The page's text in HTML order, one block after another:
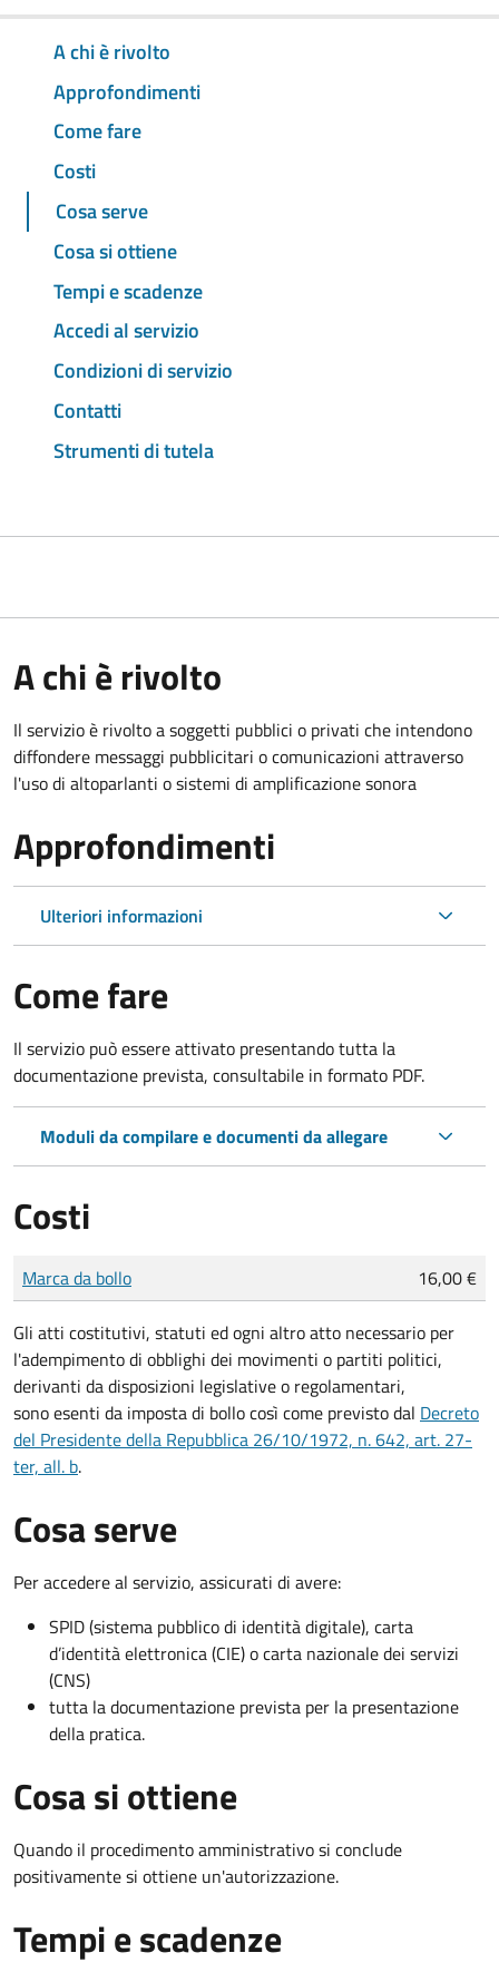
A chi è rivolto
Approfondimenti
Come fare
Costi
Cosa serve
Cosa si ottiene
Tempi e scadenze
Accedi al servizio
Condizioni di servizio
Contatti
Strumenti di tutela
A chi è rivolto
Il servizio è rivolto a soggetti pubblici o privati che intendono
diffondere messaggi pubblicitari o comunicazioni attraverso
l'uso di altoparlanti o sistemi di amplificazione sonora
Approfondimenti
Ulteriori informazioni
Come fare
Il servizio può essere attivato presentando tutta la
documentazione prevista, consultabile in formato PDF.
Moduli da compilare e documenti da allegare
Costi
Tipo di pagamento
Importo
Marca da bollo 16,00 €
Gli atti costitutivi, statuti ed ogni altro atto necessario per
l'adempimento di obblighi dei movimenti o partiti politici,
derivanti da disposizioni legislative o regolamentari,
sonoesenti da imposta di bollocosì come previsto dal Decreto
del Presidente della Repubblica 26/10/1972, n. 642, art. 27-
ter, all. b.
Cosa serve
Per accedere al servizio, assicurati di avere:
SPID (sistema pubblico di identità digitale), carta
d’identità elettronica (CIE) o carta nazionale dei servizi
(CNS)
tutta la documentazione prevista per la presentazione
della pratica.
Cosa si ottiene
Quando il procedimento amministrativo si conclude
positivamente si ottiene un'autorizzazione.
Tempi e scadenze